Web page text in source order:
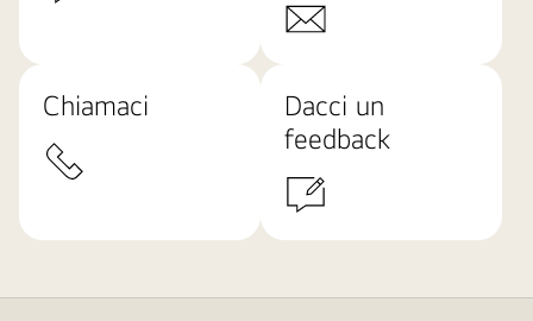
Chiamaci
Dacci un
feedback